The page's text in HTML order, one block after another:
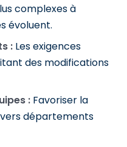
complexes à
évoluent.
: Les exigences
des modifications
: Favoriser la
départements